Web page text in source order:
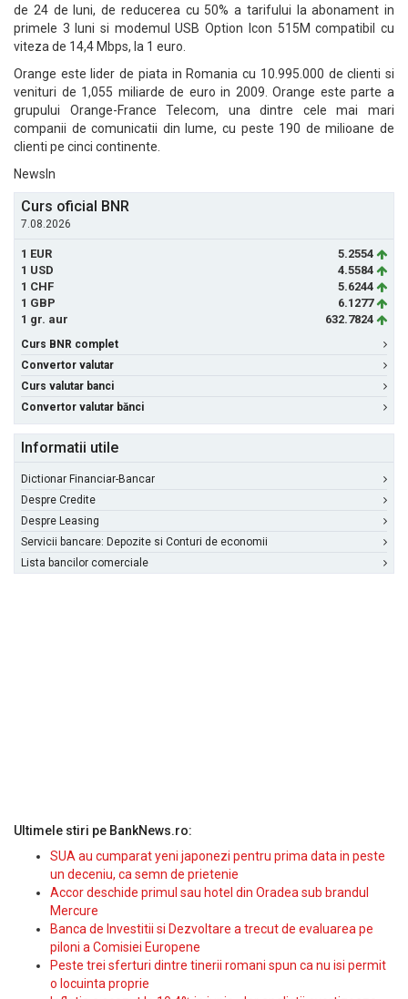
de 24 de luni, de reducerea cu 50% a tarifului la abonament in
primele 3 luni si modemul USB Option Icon 515M compatibil cu
viteza de 14,4 Mbps, la 1 euro.
Orange este lider de piata in Romania cu 10.995.000 de clienti si
venituri de 1,055 miliarde de euro in 2009. Orange este parte a
grupului Orange-France Telecom, una dintre cele mai mari
companii de comunicatii din lume, cu peste 190 de milioane de
clienti pe cinci continente.
NewsIn
Curs oficial BNR
7.08.2026
1 EUR
5.2554
1 USD
4.5584
1 CHF
5.6244
1 GBP
6.1277
1 gr. aur
632.7824
Curs BNR complet
Convertor valutar
Curs valutar banci
Convertor valutar bănci
Informatii utile
Dictionar Financiar-Bancar
Despre Credite
Despre Leasing
Servicii bancare: Depozite si Conturi de economii
Lista bancilor comerciale
Ultimele stiri pe BankNews.ro:
SUA au cumparat yeni japonezi pentru prima data in peste
un deceniu, ca semn de prietenie
Accor deschide primul sau hotel din Oradea sub brandul
Mercure
Banca de Investitii si Dezvoltare a trecut de evaluarea pe
piloni a Comisiei Europene
Peste trei sferturi dintre tinerii romani spun ca nu isi permit
o locuinta proprie